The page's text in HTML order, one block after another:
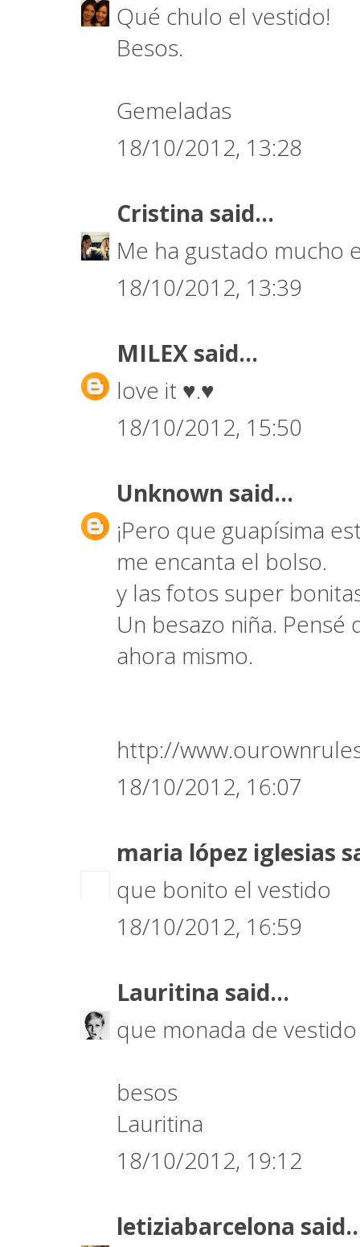
Qué chulo el vestido!
Besos.
Gemeladas
18/10/2012, 13:28
Cristina said...
Me ha gustado mucho
18/10/2012, 13:39
MILEX said...
love it ♥.♥
18/10/2012, 15:50
Unknown said...
¡Pero que guapísima
me encanta el bolso.
y las fotos super
Un besazo niña.
ahora mismo.
http://
18/10/2012, 16:07
maria lópez iglesias
que bonito el vestido
18/10/2012, 16:59
Lauritina said...
que monada de vestido
besos
Lauritina
18/10/2012, 19:12
letiziabarcelona